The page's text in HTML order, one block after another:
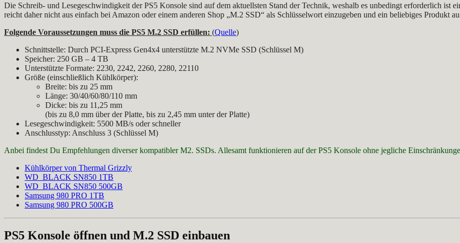
Die Schreib- und Lesegeschwindigkeit der PS5 Konsole sind auf dem aktuellsten Stand der Technik, weshalb es unbedingt erforderlich ist
reicht daher nicht aus einfach bei Amazon oder einem anderen Shop „M.2 SSD“ als Schlüsselwort einzugeben und ein beliebiges Produkt
Folgende Voraussetzungen muss die PS5 M.2 SSD erfüllen: (Quelle)
Schnittstelle: Durch PCI-Express Gen4x4 unterstützte M.2 NVMe SSD (Schlüssel M)
Speicher: 250 GB – 4 TB
Unterstützte Formate: 2230, 2242, 2260, 2280, 22110
Größe (einschließlich Kühlkörper):
Breite: bis zu 25 mm
Länge: 30/40/60/80/110 mm
Dicke: bis zu 11,25 mm
(bis zu 8,0 mm über der Platte, bis zu 2,45 mm unter der Platte)
Lesegeschwindigkeit: 5500 MB/s oder schneller
Anschlusstyp: Anschluss 3 (Schlüssel M)
Anbei findest Du Empfehlungen diverser kompatibler M2. SSDs. Allesamt funktionieren auf der PS5 Konsole ohne jegliche
Kühlkörper von Thermal Grizzly
WD_BLACK SN850 1TB
WD_BLACK SN850 500GB
Samsung 980 PRO 1TB
Samsung 980 PRO 500GB
PS5 Konsole öffnen und M.2 SSD einbauen